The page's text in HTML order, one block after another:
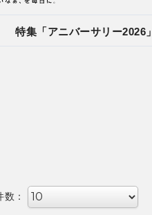
特集「アニバーサリー2026」
：